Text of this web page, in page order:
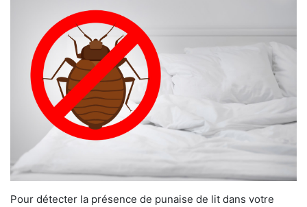
Pour détecter la présence de punaise de lit dans votre